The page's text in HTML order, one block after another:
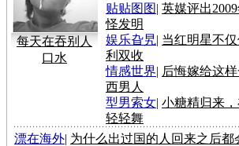
每天在吞别人
口水
贴贴图图| 英媒评出
怪发明
娱乐旮旯 | 当红明星不
利双收
情感世界| 后悔嫁给这
西男人
型男索女| 小糖精归来
轻轻舞
漂在海外| 为什么出过国的人回来之后都